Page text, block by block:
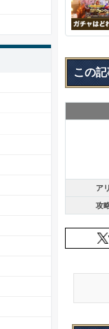
この
ア
攻